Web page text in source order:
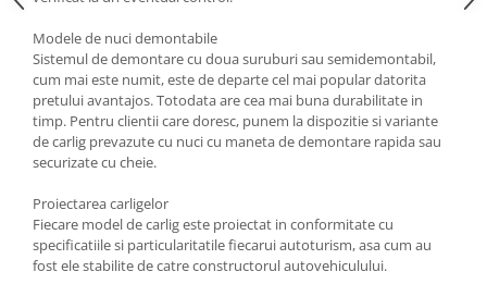
Carlige SsangYong
Carlige Subaru
Carlige Suzuki
Carlige Tesla
Carlige Toyota
Carlige Volkswagen
Carlige Volvo
Carlige Xpeng
Modele de nuci demontabile
Sistemul de demontare cu doua suruburi sau semidemontabil,
cum mai este numit, este de departe cel mai popular datorita
pretului avantajos. Totodata are cea mai buna durabilitate in
timp. Pentru clientii care doresc, punem la dispozitie si variante
de carlig prevazute cu nuci cu maneta de demontare rapida sau
securizate cu cheie.
Proiectarea carligelor
Fiecare model de carlig este proiectat in conformitate cu
specificatiile si particularitatile fiecarui autoturism, asa cum au
fost ele stabilite de catre constructorul autovehiculului.